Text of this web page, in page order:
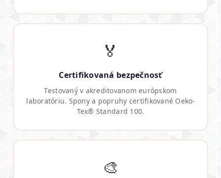
🏅
Certifikovaná bezpečnosť
Testovaný v akreditovanom európskom
laboratóriu. Spony a popruhy certifikované Oeko-
Tex® Standard 100.
🎨